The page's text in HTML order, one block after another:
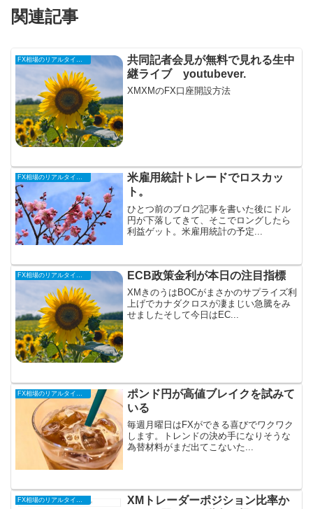
関連記事
共同記者会見が無料で見れる生中
継ライブ youtubever.
XMXMのFX口座開設方法
FX相場のリアルタイム情報
米雇用統計トレードでロスカッ
ト。
ひとつ前のブログ記事を書いた後にドル
円が下落してきて、そこでロングしたら
利益ゲット。米雇用統計の予定...
ECB政策金利が本日の注目指標
XMきのうはBOCがまさかのサプライズ利
上げでカナダクロスが凄まじい急騰をみ
せましたそして今日はEC...
ポンド円が高値ブレイクを試みて
いる
毎週月曜日はFXができる喜びでワクワク
します。トレンドの決め手になりそうな
為替材料がまだ出てこないた...
FX相場のリアルタイム情報
XMトレーダーポジション比率か